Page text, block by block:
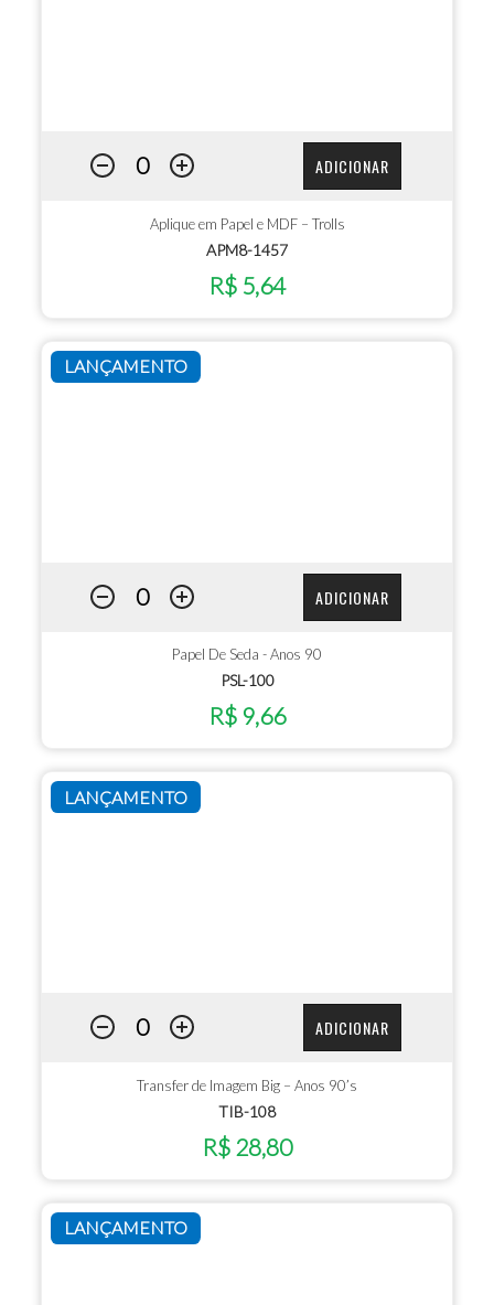
ADICIONAR
Aplique em Papel e MDF – Trolls
APM8-1457
R$ 5,64
LANÇAMENTO
ADICIONAR
Papel De Seda - Anos 90
PSL-100
R$ 9,66
LANÇAMENTO
ADICIONAR
Transfer de Imagem Big – Anos 90’s
TIB-108
R$ 28,80
LANÇAMENTO